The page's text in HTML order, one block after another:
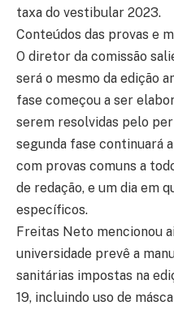
taxa do vestibular 2023.
Conteúdos das provas e
O diretor da comissão
será o mesmo da edição
fase começou a ser
serem resolvidas pelo
segunda fase continuará
com provas comuns a
de redação, e um dia em
específicos.
Freitas Neto mencionou
universidade prevê a
sanitárias impostas na
19, incluindo uso de